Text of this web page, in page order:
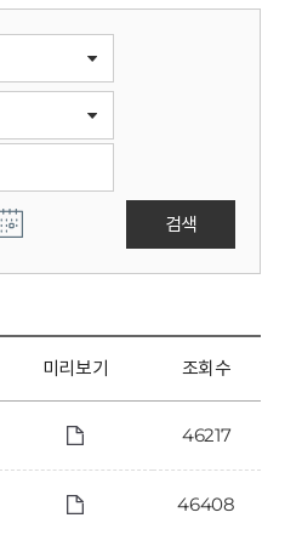
검색
미리보기 조회수
46217
46408